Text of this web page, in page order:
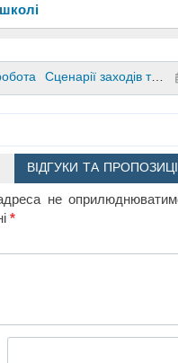
Сценарії заходів та свят
ВІДГУКИ ТА
не
*